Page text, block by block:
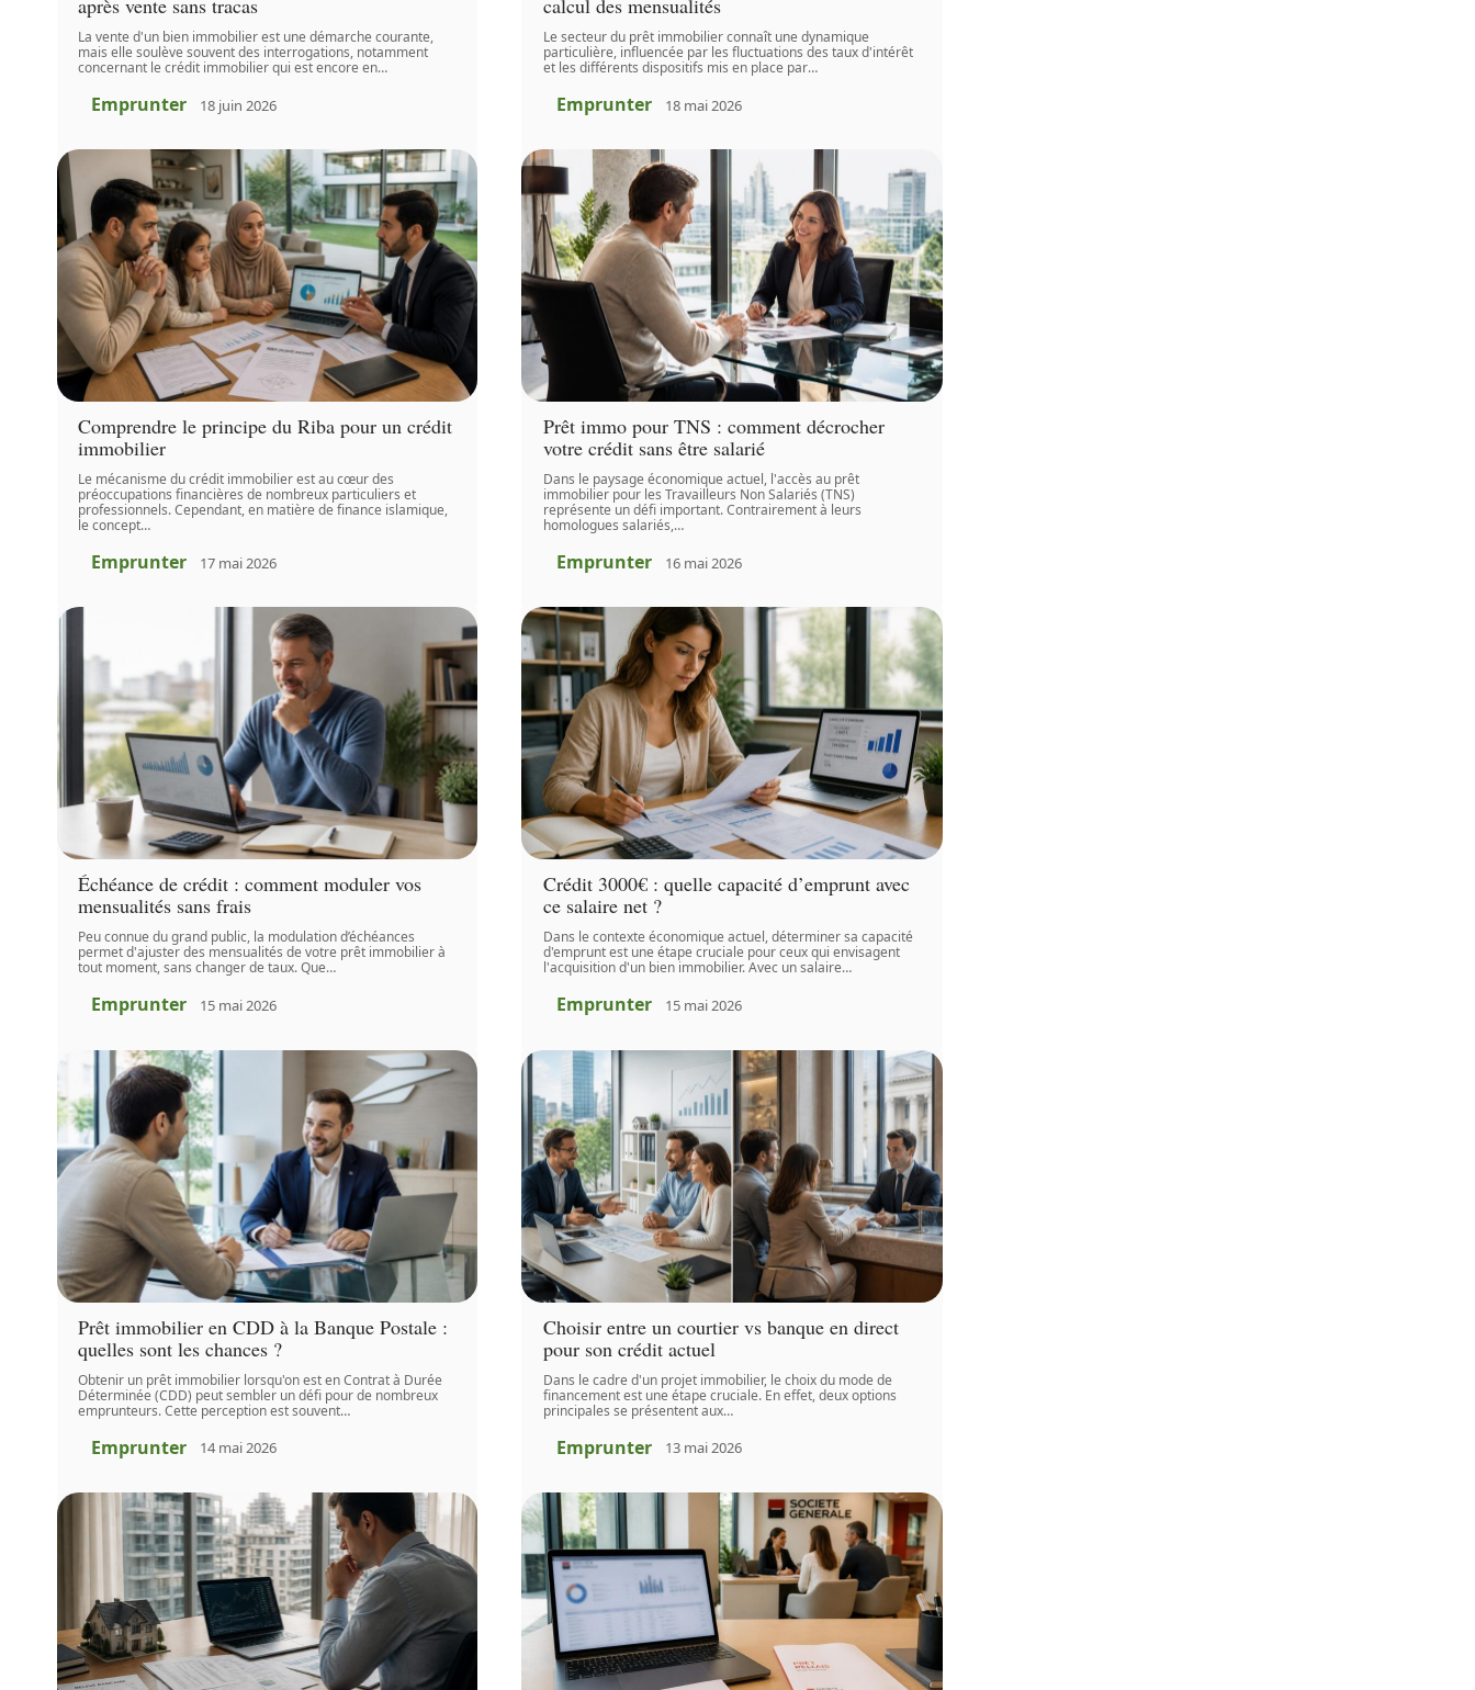
après vente sans tracas
La vente d'un bien immobilier est une démarche courante,
mais elle soulève souvent des interrogations, notamment
concernant le crédit immobilier qui est encore en…
Emprunter 18 juin 2026
calcul des mensualités
Le secteur du prêt immobilier connaît une dynamique
particulière, influencée par les fluctuations des taux d'intérêt
et les différents dispositifs mis en place par…
Emprunter 18 mai 2026
Comprendre le principe du Riba pour un crédit
immobilier
Le mécanisme du crédit immobilier est au cœur des
préoccupations financières de nombreux particuliers et
professionnels. Cependant, en matière de finance islamique,
le concept…
Emprunter 17 mai 2026
Prêt immo pour TNS : comment décrocher
votre crédit sans être salarié
Dans le paysage économique actuel, l'accès au prêt
immobilier pour les Travailleurs Non Salariés (TNS)
représente un défi important. Contrairement à leurs
homologues salariés,…
Emprunter 16 mai 2026
Échéance de crédit : comment moduler vos
mensualités sans frais
Peu connue du grand public, la modulation d’échéances
permet d'ajuster des mensualités de votre prêt immobilier à
tout moment, sans changer de taux. Que…
Emprunter 15 mai 2026
Crédit 3000€ : quelle capacité d’emprunt avec
ce salaire net ?
Dans le contexte économique actuel, déterminer sa capacité
d'emprunt est une étape cruciale pour ceux qui envisagent
l'acquisition d'un bien immobilier. Avec un salaire…
Emprunter 15 mai 2026
Prêt immobilier en CDD à la Banque Postale :
quelles sont les chances ?
Obtenir un prêt immobilier lorsqu'on est en Contrat à Durée
Déterminée (CDD) peut sembler un défi pour de nombreux
emprunteurs. Cette perception est souvent…
Emprunter 14 mai 2026
Choisir entre un courtier vs banque en direct
pour son crédit actuel
Dans le cadre d'un projet immobilier, le choix du mode de
financement est une étape cruciale. En effet, deux options
principales se présentent aux…
Emprunter 13 mai 2026